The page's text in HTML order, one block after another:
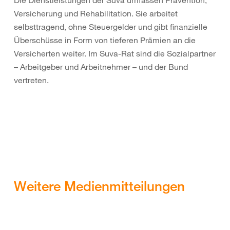
Versicherung und Rehabilitation. Sie arbeitet
selbsttragend, ohne Steuergelder und gibt finanzielle
Überschüsse in Form von tieferen Prämien an die
Versicherten weiter. Im Suva-Rat sind die Sozialpartner
– Arbeitgeber und Arbeitnehmer – und der Bund
vertreten.
Weitere Medienmitteilungen